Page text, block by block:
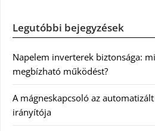
Legutóbbi bejegyzések
Napelem inverterek biztonsága:
megbízható működést?
A mágneskapcsoló az
irányítója